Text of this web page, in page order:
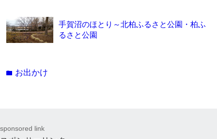
手賀沼のほとり～北柏ふるさと公園・柏ふ
るさと公園
folder お出かけ
sponsored link